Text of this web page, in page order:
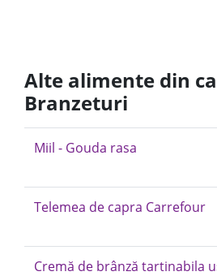
Alte alimente din
Branzeturi
Miil - Gouda rasa
Telemea de capra Carrefour
Cremă de brânză tartinabila